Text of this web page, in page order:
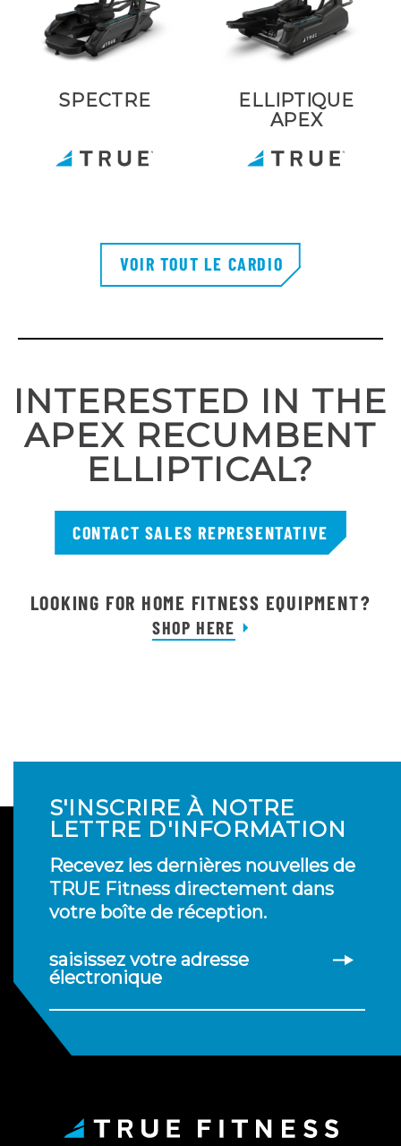
SPECTRE
ELLIPTIQUE
APEX
VOIR TOUT LE CARDIO
INTERESTED IN THE
APEX RECUMBENT
ELLIPTICAL?
CONTACT SALES REPRESENTATIVE
LOOKING FOR HOME FITNESS EQUIPMENT?
SHOP HERE
S'INSCRIRE À NOTRE
LETTRE D'INFORMATION
Recevez les dernières nouvelles de
TRUE Fitness directement dans
votre boîte de réception.
saisissez votre adresse
électronique